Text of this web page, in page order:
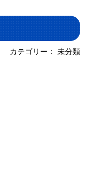
カテゴリー： 未分類